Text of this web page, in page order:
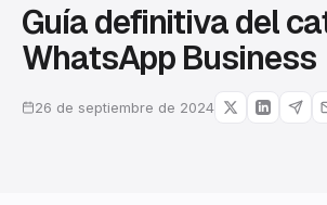
Guía definitiva del
WhatsApp Business
26 de septiembre de 2024